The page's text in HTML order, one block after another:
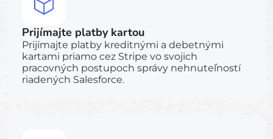
Prijímajte platby kartou
Prijímajte platby kreditnými a debetnými
kartami priamo cez Stripe vo svojich
pracovných postupoch správy nehnuteľností
riadených Salesforce.